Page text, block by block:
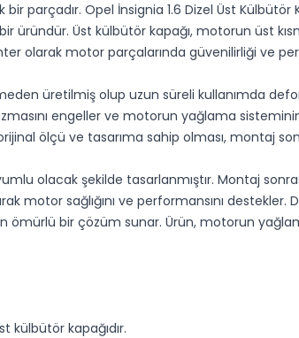
bir parçadır. Opel İnsignia 1.6 Dizel Üst
Üst külbütör kapağı, motorun üst
olarak motor parçalarında güvenilirliği ve
üretilmiş olup uzun süreli kullanımda
engeller ve motorun yağlama
ölçü ve tasarıma sahip olması, montaj
olacak şekilde tasarlanmıştır. Montaj
sağlığını ve performansını destekler.
ömürlü bir çözüm sunar. Ürün, motorun
külbütör kapağıdır.